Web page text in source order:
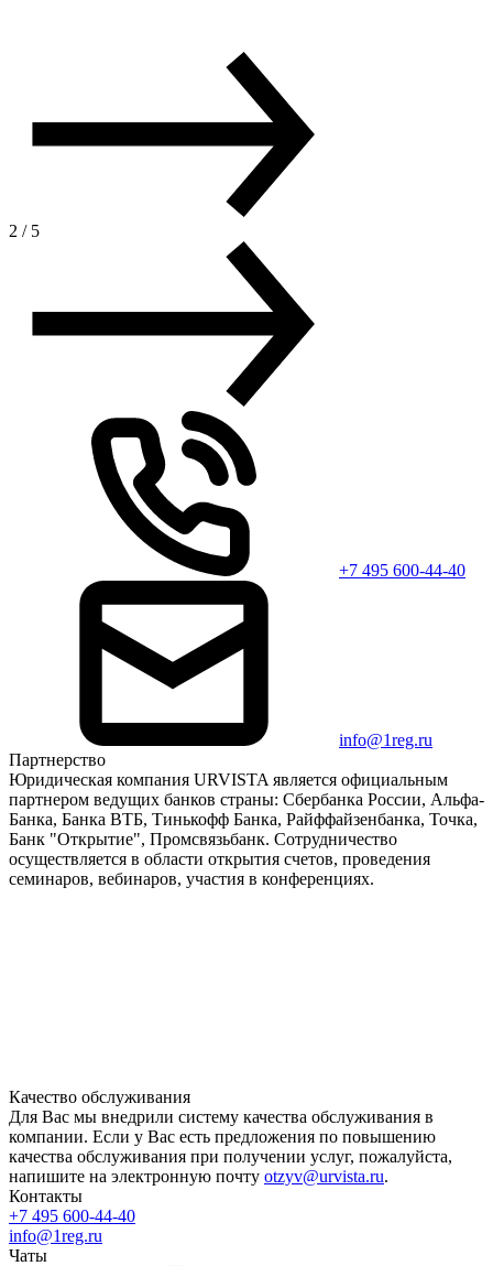
2 / 5
+7 495 600-44-40
info@1reg.ru
Партнерство
Юридическая компания URVISTA является официальным
партнером ведущих банков страны: Сбербанка России, Альфа-
Банка, Банка ВТБ, Тинькофф Банка, Райффайзенбанка, Точка,
Банк "Открытие", Промсвязьбанк. Сотрудничество
осуществляется в области открытия счетов, проведения
семинаров, вебинаров, участия в конференциях.
Качество обслуживания
Для Вас мы внедрили систему качества обслуживания в
компании. Если у Вас есть предложения по повышению
качества обслуживания при получении услуг, пожалуйста,
напишите на электронную почту otzyv@urvista.ru.
Контакты
+7 495 600-44-40
info@1reg.ru
Чаты